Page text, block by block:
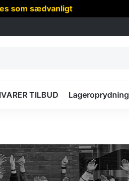
som sædvanligt
TILBUD Lageroprydning